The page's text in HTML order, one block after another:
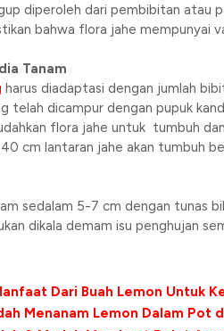
diperoleh dari pembibitan atau
bahwa flora jahe mempunyai
Tanam
harus diadaptasi dengan jumlah
telah dicampur dengan pupuk
flora jahe untuk tumbuh
cm lantaran jahe akan tumbuh
sedalam 5-7 cm dengan tunas
dikala demam isu penghujan
Dari Buah Lemon Untuk
Menanam Lemon Dalam Pot